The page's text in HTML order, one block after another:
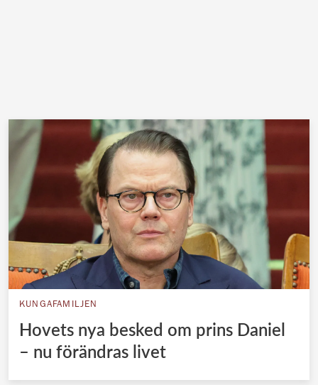
KUNGAFAMILJEN
Hovets nya besked om prins Daniel
– nu förändras livet